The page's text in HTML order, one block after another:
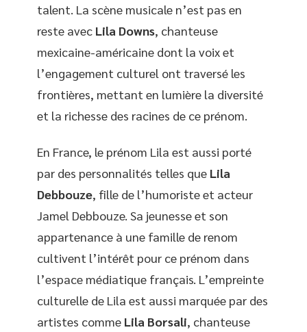
talent. La scène musicale n’est pas en
reste avec Lila Downs, chanteuse
mexicaine-américaine dont la voix et
l’engagement culturel ont traversé les
frontières, mettant en lumière la diversité
et la richesse des racines de ce prénom.
En France, le prénom Lila est aussi porté
par des personnalités telles que Lila
Debbouze, fille de l’humoriste et acteur
Jamel Debbouze. Sa jeunesse et son
appartenance à une famille de renom
cultivent l’intérêt pour ce prénom dans
l’espace médiatique français. L’empreinte
culturelle de Lila est aussi marquée par des
artistes comme Lila Borsali, chanteuse